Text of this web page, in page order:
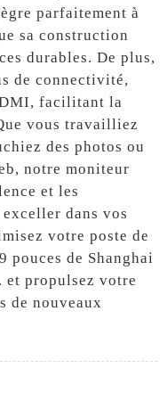
parfaitement à
sa construction
durables. De plus,
de connectivité,
facilitant la
vous travailliez
des photos ou
notre moniteur
et les
dans vos
votre poste de
pouces de Shanghai
propulsez votre
de nouveaux